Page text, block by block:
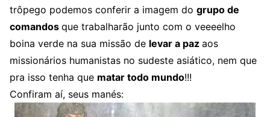
trôpego podemos conferir a imagem do grupo de
comandos que trabalharão junto com o veeeelho
boina verde na sua missão de levar a paz aos
missionários humanistas no sudeste asiático, nem que
pra isso tenha que matar todo mundo!!!
Confiram aí, seus manés: